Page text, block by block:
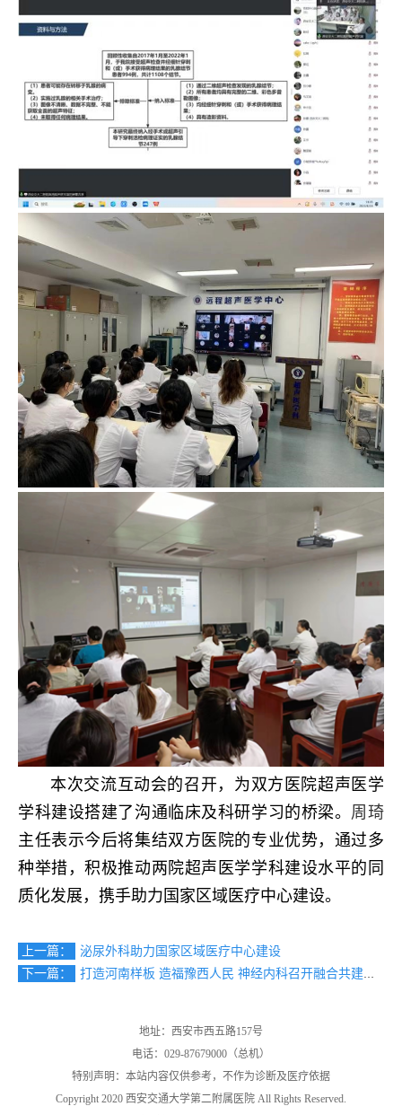
本次交流互动会的召开，为双方医院超声医学
学科建设搭建了沟通临床及科研学习的桥梁。 周琦
主任表示今后将集结双方医院的专业优势，通过多
种举措，积极推动两院超声医学学科建设水平的同
质化发展，携手助力国家区域医疗中心建设。
上一篇：
泌尿外科助力国家区域医疗中心建设
下一篇：
打造河南样板 造福豫西人民 神经内科召开融合共建启动会
地址：西安市西五路157号
电话：029-87679000（总机）
特别声明：本站内容仅供参考，不作为诊断及医疗依据
Copyright 2020 西安交通大学第二附属医院 All Rights Reserved.